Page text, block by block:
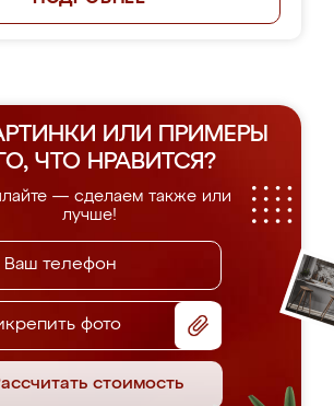
ИЛИ ПРИМЕРЫ
ЧТО НРАВИТСЯ?
— сделаем также или
лучше!
фото
стоимость